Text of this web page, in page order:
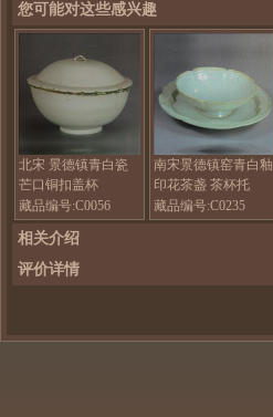
您可能对这些感兴趣
北宋 景德镇青白瓷
芒口铜扣盖杯
藏品编号:C0056
南宋景德镇窑青白釉
印花茶盏 茶杯托
藏品编号:C0235
相关介绍
评价详情